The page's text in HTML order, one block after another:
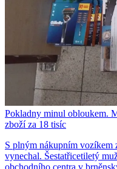
Pokladny minul obloukem.
zboží za 18 tisíc
S plným nákupním
vynechal. Šestatřicetiletý
obchodního centra v